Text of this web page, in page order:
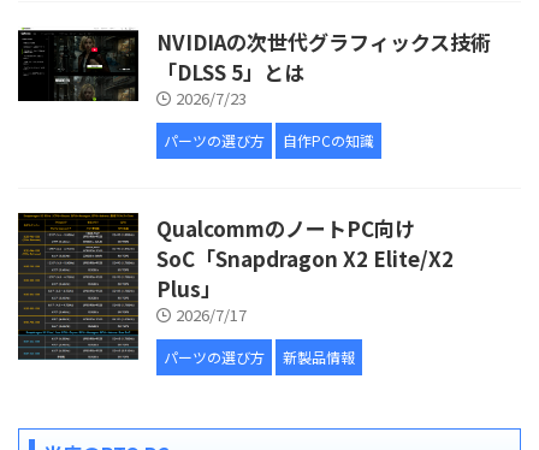
NVIDIAの次世代グラフィックス技術
「DLSS 5」とは
2026/7/23
パーツの選び方 自作PCの知識
QualcommのノートPC向け
SoC「Snapdragon X2 Elite/X2
Plus」
2026/7/17
パーツの選び方 新製品情報